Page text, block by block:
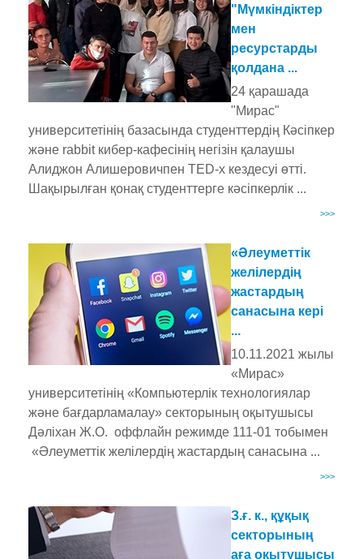
"Мүмкіндіктер
мен
ресурстарды
қолдана ...
24 қарашада
"Мирас"
университетінің базасында студенттердің Кәсіпкер
және rabbit кибер-кафесінің негізін қалаушы
Алиджон Алишеровичпен TED-x кездесуі өтті.
Шақырылған қонақ студенттерге кәсіпкерлік ...
>>>
«Әлеуметтік
желілердің
жастардың
санасына кері
...
10.11.2021 жылы
«Мирас»
университетінің «Компьютерлік технологиялар
және бағдарламалау» секторының оқытушысы
Дәліхан Ж.О. оффлайн режимде 111-01 тобымен
«Әлеуметтік желілердің жастардың санасына ...
>>>
З.ғ. к., құқық
секторының
аға оқытушысы